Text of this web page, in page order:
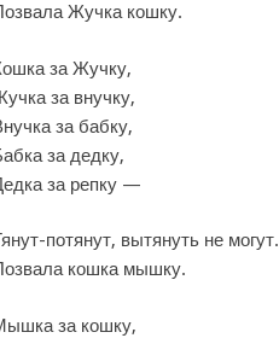
Жучка кошку.
за Жучку,
за внучку,
за бабку,
за дедку,
за репку —
потянут, вытянуть не могут.
кошка мышку.
за кошку,